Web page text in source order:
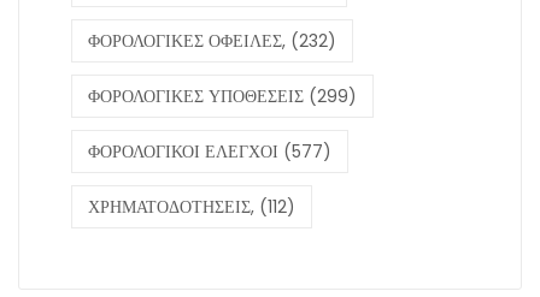
ΦΟΡΟΛΟΓΙΚΕΣ ΟΦΕΙΛΕΣ, (232)
ΦΟΡΟΛΟΓΙΚΕΣ ΥΠΟΘΕΣΕΙΣ (299)
ΦΟΡΟΛΟΓΙΚΟΙ ΕΛΕΓΧΟΙ (577)
ΧΡΗΜΑΤΟΔΟΤΗΣΕΙΣ, (112)